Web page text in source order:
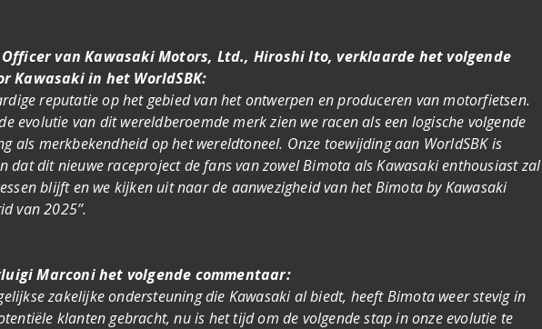
van Kawasaki Motors, Ltd., Hiroshi Ito, verklaarde het volgende
Kawasaki in het WorldSBK:
reputatie op het gebied van het ontwerpen en produceren van motorfietsen.
evolutie van dit wereldberoemde merk zien we racen als een logische volgende
als merkbekendheid op het wereldtoneel. Onze toewijding aan WorldSBK is
dat dit nieuwe raceproject de fans van zowel Bimota als Kawasaki enthousiast zal
blijft en we kijken uit naar de aanwezigheid van het Bimota by Kawasaki
van 2025’’.
Marconi het volgende commentaar:
zakelijke ondersteuning die Kawasaki al biedt, heeft Bimota weer stevig in
klanten gebracht, nu is het tijd om de volgende stap in onze evolutie te